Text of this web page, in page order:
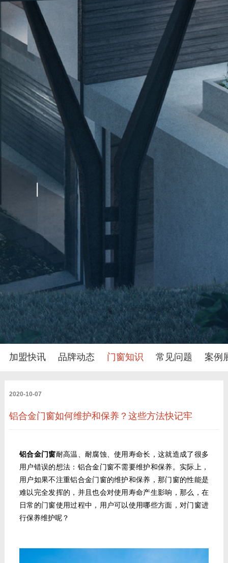
加盟快讯 品牌动态 门窗知识 常见问题 案例
2020-10-07
铝合金门窗如何维护和保养？这些方法快记牢
铝合金门窗耐高温、耐腐蚀、使用寿命长，这就造成了很多
用户错误的想法：铝合金门窗不需要维护和保养。实际上，
用户如果不注重铝合金门窗的维护和保养，那门窗的性能是
难以完全发挥的，并且也会对使用寿命产生影响，那么，在
日常的门窗使用过程中，用户可以使用哪些方面，对门窗进
行保养维护呢？